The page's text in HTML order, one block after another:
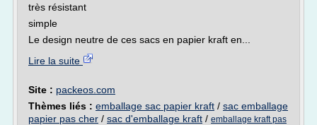
très résistant
simple
Le design neutre de ces sacs en papier kraft en...
Lire la suite
Site : packeos.com
Thèmes liés : emballage sac papier kraft / sac emballage
papier pas cher / sac d'emballage kraft / emballage kraft pas